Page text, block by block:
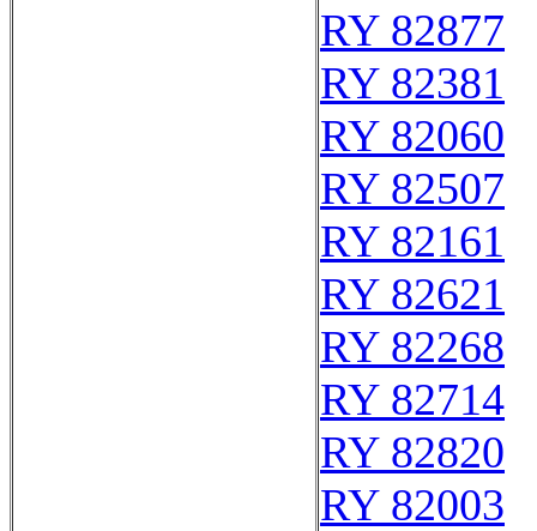
RY 82877
RY 82381
RY 82060
RY 82507
RY 82161
RY 82621
RY 82268
RY 82714
RY 82820
RY 82003